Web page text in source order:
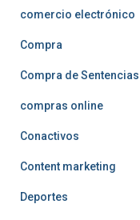
comercio electrónico
Compra
Compra de Sentencias
compras online
Conactivos
Content marketing
Deportes